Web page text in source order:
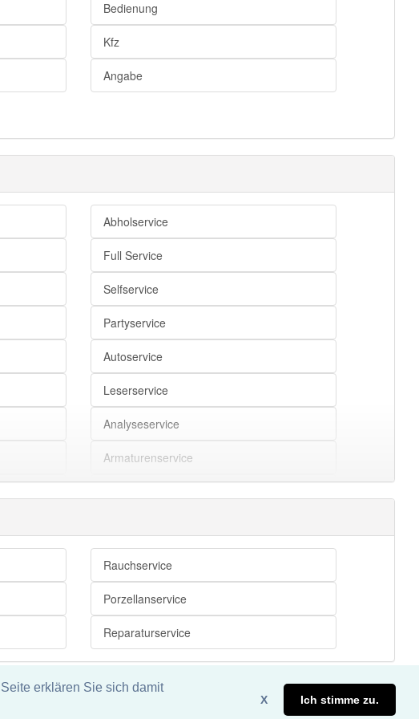
erklären Sie sich damit
X Ich stimme zu.
Bedienung
Kfz
Angabe
Abholservice
Full Service
Selfservice
Partyservice
Autoservice
Leserservice
Analyseservice
Armaturenservice
Baureinigungsservice
Bootsservice
Buchhaltungsservice
Callcenterservice
Datenservice
Rauchservice
Porzellanservice
Reparaturservice